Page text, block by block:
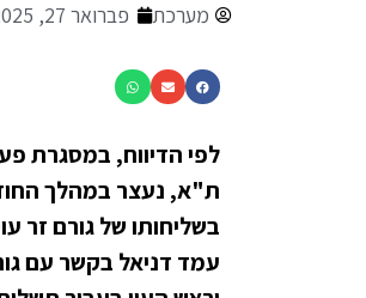
מערכת פברואר 27, 2025
לפי הדיווח, במסגרת
בשליחותו של גורם זר
עמד דניאל בקשר עם